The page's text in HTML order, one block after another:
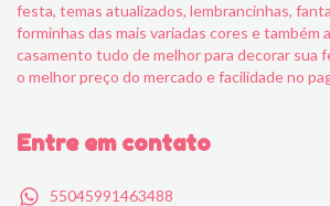
festa, temas atualizados, lembrancinhas,
forminhas das mais variadas cores e também
casamento tudo de melhor para decorar sua
o melhor preço do mercado e facilidade no
Entre em contato
55045991463488